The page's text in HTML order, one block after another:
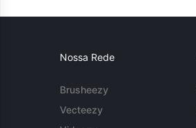
Nossa Rede
Brusheezy
Vecteezy